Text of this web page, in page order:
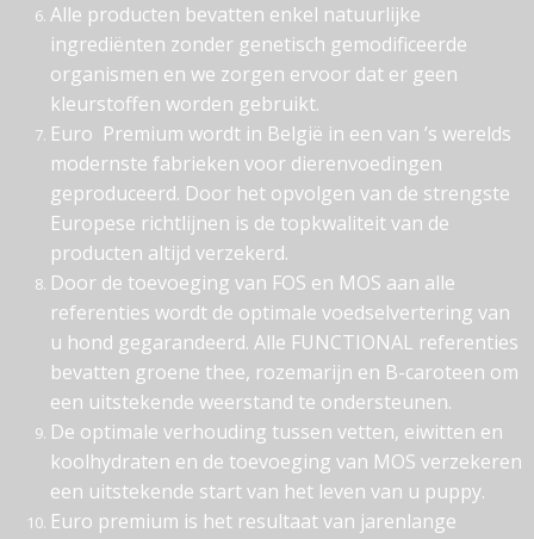
Alle producten bevatten enkel natuurlijke
ingrediënten zonder genetisch gemodificeerde
organismen en we zorgen ervoor dat er geen
kleurstoffen worden gebruikt.
Euro Premium wordt in België in een van ’s werelds
modernste fabrieken voor dierenvoedingen
geproduceerd. Door het opvolgen van de strengste
Europese richtlijnen is de topkwaliteit van de
producten altijd verzekerd.
Door de toevoeging van FOS en MOS aan alle
referenties wordt de optimale voedselvertering van
u hond gegarandeerd. Alle FUNCTIONAL referenties
bevatten groene thee, rozemarijn en B-caroteen om
een uitstekende weerstand te ondersteunen.
De optimale verhouding tussen vetten, eiwitten en
koolhydraten en de toevoeging van MOS verzekeren
een uitstekende start van het leven van u puppy.
Euro premium is het resultaat van jarenlange